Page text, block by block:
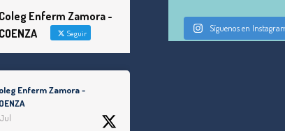
Coleg Enferm Zamora -
COENZA
Seguir
Enferm Zamora -
Síguenos en